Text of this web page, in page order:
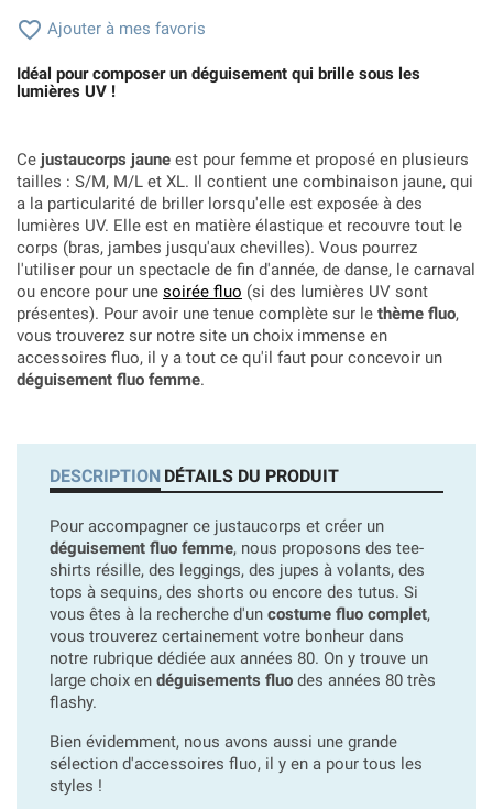
 Ajouter à mes favoris
Idéal pour composer un déguisement qui brille sous les
lumières UV !
Ce justaucorps jaune est pour femme et proposé en plusieurs
tailles : S/M, M/L et XL. Il contient une combinaison jaune, qui
a la particularité de briller lorsqu'elle est exposée à des
lumières UV. Elle est en matière élastique et recouvre tout le
corps (bras, jambes jusqu'aux chevilles). Vous pourrez
l'utiliser pour un spectacle de fin d'année, de danse, le carnaval
ou encore pour une soirée fluo (si des lumières UV sont
présentes). Pour avoir une tenue complète sur le thème fluo,
vous trouverez sur notre site un choix immense en
accessoires fluo, il y a tout ce qu'il faut pour concevoir un
déguisement fluo femme.
DESCRIPTION DÉTAILS DU PRODUIT
Pour accompagner ce justaucorps et créer un
déguisement fluo femme, nous proposons des tee-
shirts résille, des leggings, des jupes à volants, des
tops à sequins, des shorts ou encore des tutus. Si
vous êtes à la recherche d'un costume fluo complet,
vous trouverez certainement votre bonheur dans
notre rubrique dédiée aux années 80. On y trouve un
large choix en déguisements fluo des années 80 très
flashy.
Bien évidemment, nous avons aussi une grande
sélection d'accessoires fluo, il y en a pour tous les
styles !